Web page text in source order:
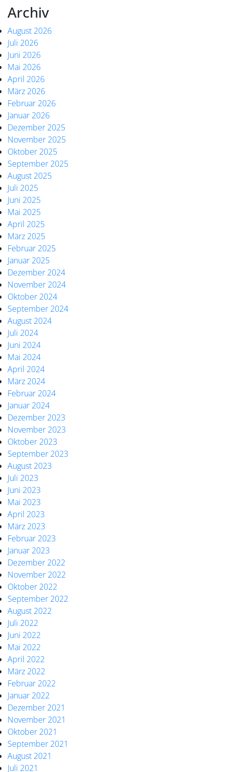
Archiv
August 2026
Juli 2026
Juni 2026
Mai 2026
April 2026
März 2026
Februar 2026
Januar 2026
Dezember 2025
November 2025
Oktober 2025
September 2025
August 2025
Juli 2025
Juni 2025
Mai 2025
April 2025
März 2025
Februar 2025
Januar 2025
Dezember 2024
November 2024
Oktober 2024
September 2024
August 2024
Juli 2024
Juni 2024
Mai 2024
April 2024
März 2024
Februar 2024
Januar 2024
Dezember 2023
November 2023
Oktober 2023
September 2023
August 2023
Juli 2023
Juni 2023
Mai 2023
April 2023
März 2023
Februar 2023
Januar 2023
Dezember 2022
November 2022
Oktober 2022
September 2022
August 2022
Juli 2022
Juni 2022
Mai 2022
April 2022
März 2022
Februar 2022
Januar 2022
Dezember 2021
November 2021
Oktober 2021
September 2021
August 2021
Juli 2021